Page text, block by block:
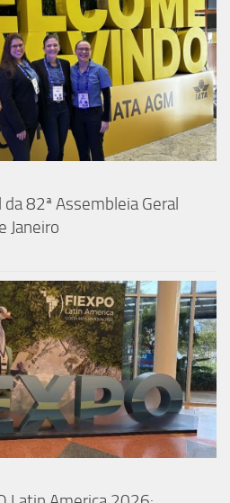
82ª Assembleia Geral
Janeiro